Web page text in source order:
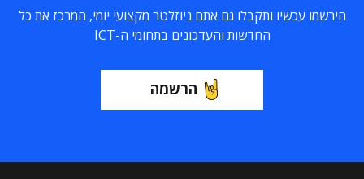
הירשמו עכשיו ותקבלו גם אתם ניוזלטר מקצועי יומי, המרכז את כל
החדשות והעדכונים בתחומי ה-ICT
הרשמה